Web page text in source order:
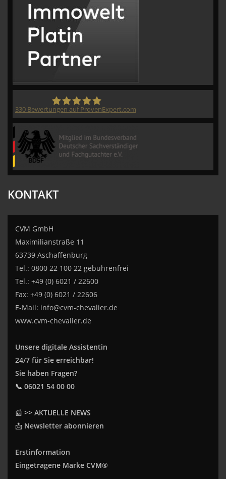
330 Bewertungen auf ProvenExpert.com
KONTAKT
CVM GmbH
Maximilianstraße 11
63739 Aschaffenburg
Tel.: 0800 22 100 22 gebührenfrei
Tel.: +49 (0) 6021 / 22600
Fax: +49 (0) 6021 / 22606
E-Mail: info@cvm-chevalier.de
www.cvm-chevalier.de
Unsere digitale Assistentin
24/7 für Sie erreichbar!
Sie haben Fragen?
📞 06021 54 00 00
📰 >> AKTUELLE NEWS
📩 Newsletter abonnieren
Erstinformation
Eingetragene Marke CVM®